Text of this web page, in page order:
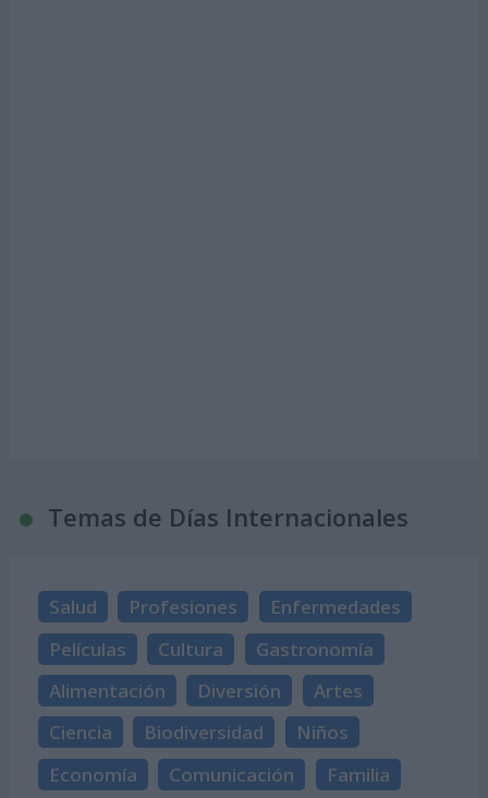
Temas de Días Internacionales
Salud Profesiones
Enfermedades
Películas
Cultura
Gastronomía
Alimentación
Diversión
Artes
Ciencia
Biodiversidad
Niños
Economía
Comunicación
Familia